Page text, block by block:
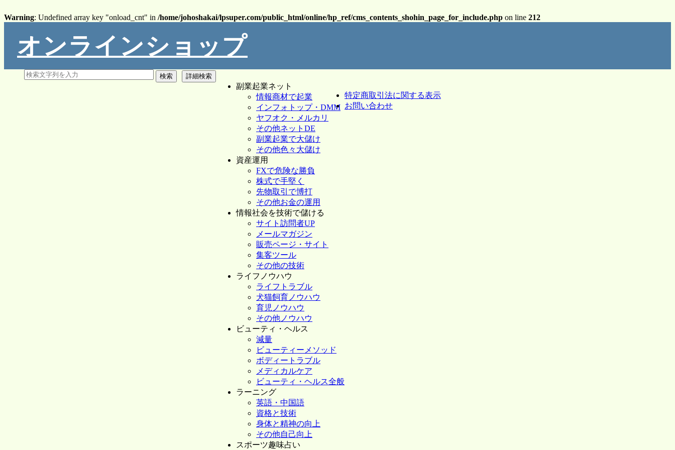
Warning: Undefined array key "onload_cnt" in /home/johoshakai/lpsuper.com/public_html/online/hp_ref/cms_contents_shohin_page_for_include.php on line 212
オンラインショップ
副業起業ネット
情報商材で起業
インフォトップ・DMM
ヤフオク・メルカリ
その他ネットDE
副業起業で大儲け
その他色々大儲け
資産運用
FXで危険な勝負
株式で手堅く
先物取引で博打
その他お金の運用
情報社会を技術で儲ける
サイト訪問者UP
メールマガジン
販売ページ・サイト
集客ツール
その他の技術
ライフノウハウ
ライフトラブル
犬猫飼育ノウハウ
育児ノウハウ
その他ノウハウ
ビューティ・ヘルス
減量
ビューティーメソッド
ボディートラブル
メディカルケア
ビューティ・ヘルス全般
ラーニング
英語・中国語
資格と技術
身体と精神の向上
その他自己向上
スポーツ趣味占い
特定商取引法に関する表示
お問い合わせ